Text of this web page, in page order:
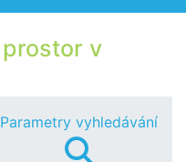
v
Parametry vyhledávání